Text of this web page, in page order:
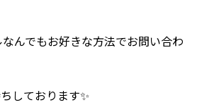
んでもお好きな方法でお問い合わ
しております✨